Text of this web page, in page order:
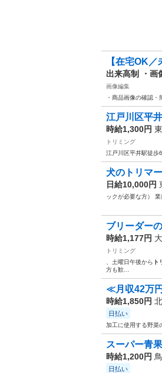
【在宅OK
出来高制 ・画
画像編集
・商品画像の確認・
江戸川区平
時給1,300円
トリミング
江戸川区平井駅徒歩
犬のトリマ
日給10,000円
ックが必要な方）
ブリーダー
時給1,177円
トリミング
、土曜日午後から ト
方も歓…
≪月収42万
時給1,850円
日払い
加工に使用する野菜
スーパー青
時給1,200円
日払い